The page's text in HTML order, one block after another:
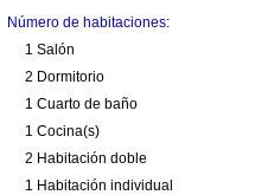
Número de habitaciones:
1 Salón
2 Dormitorio
1 Cuarto de baño
1 Cocina(s)
2 Habitación doble
1 Habitación individual